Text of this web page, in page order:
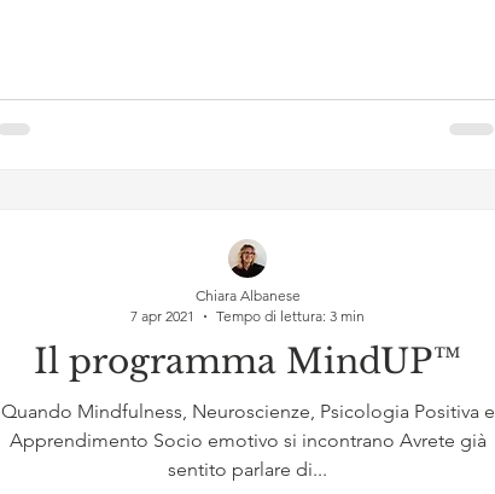
Il programma MindUP™
Quando Mindfulness, Neuroscienze, Psicologia Positiva e
Apprendimento Socio emotivo si incontrano Avrete già
sentito parlare di...
Chiara Albanese
7 apr 2021
Tempo di lettura: 3 min